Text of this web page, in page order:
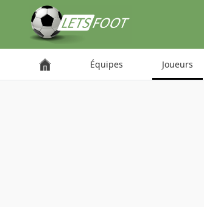
Équipes Joueurs
Panneau de gestion des cookies